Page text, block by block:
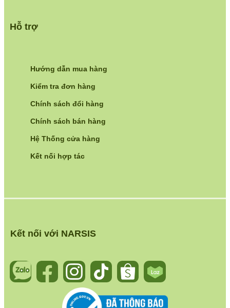
Hỗ trợ
Kết nối với NARSIS
Hướng dẫn mua hàng
Kiểm tra đơn hàng
Chính sách đổi hàng
Chính sách bán hàng
Hệ Thống cửa hàng
Kết nối hợp tác